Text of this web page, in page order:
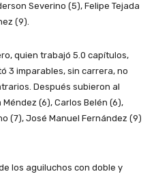
Severino (5), Felipe Tejada
(9).
quien trabajó 5.0 capítulos,
3 imparables, sin carrera, no
Después subieron al
(6), Carlos Belén (6),
(7), José Manuel Fernández (9)
los aguiluchos con doble y